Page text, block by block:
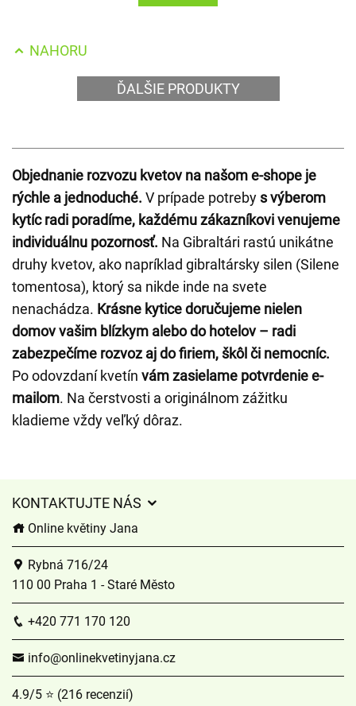
NAHORU
ĎALŠIE PRODUKTY
Objednanie rozvozu kvetov na našom e-shope je
rýchle a jednoduché. V prípade potrebys výberom
kytíc radi poradíme, každému zákazníkovi venujeme
individuálnu pozornosť. Na Gibraltári rastú unikátne
druhy kvetov, ako napríklad gibraltársky silen (Silene
tomentosa), ktorý sa nikde inde na svete
nenachádza. Krásne kytice doručujeme nielen
domov vašim blízkym alebo do hotelov – radi
zabezpečíme rozvoz aj do firiem, škôl či nemocníc.
Po odovzdaní kvetín vám zasielame potvrdenie e-
mailom. Na čerstvosti a originálnom zážitku
kladieme vždy veľký dôraz.
KONTAKTUJTE NÁS
Online květiny Jana
Rybná 716/24
110 00 Praha 1 - Staré Město
+420 771 170 120
info@onlinekvetinyjana.cz
4.9/5 ⭐ (216 recenzií)